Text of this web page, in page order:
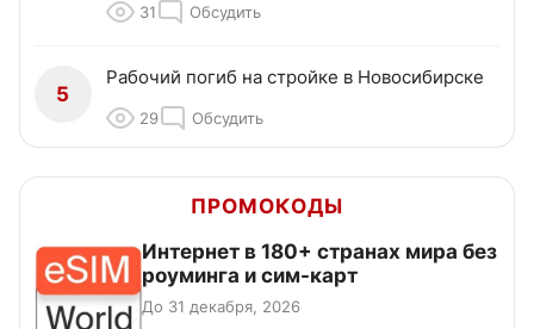
31 Обсудить
5
Рабочий погиб на стройке в Новосибирске
29 Обсудить
ПРОМОКОДЫ
Интернет в 180+ странах мира без
роуминга и сим-карт
До 31 декабря, 2026